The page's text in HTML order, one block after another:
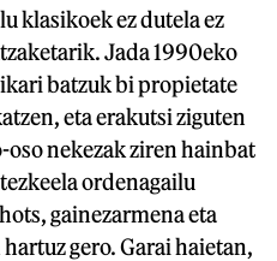
klasikoek ez dutela ez
Jada 1990eko
batzuk bi propietate
eta erakutsi ziguten
nekezak ziren hainbat
ordenagailu
gainezarmena eta
gero. Garai haietan,